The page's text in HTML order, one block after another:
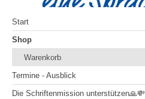
Start
Shop
Warenkorb
Termine - Ausblick
Die Schriftenmission unterstützen🙏💸